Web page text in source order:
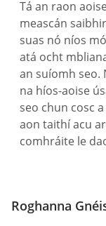
Tá an raon
meascán
suas nó níos
atá ocht
an suíomh seo.
na híos-aoise
seo chun cosc
aon taithí acu
comhráite le
Roghanna